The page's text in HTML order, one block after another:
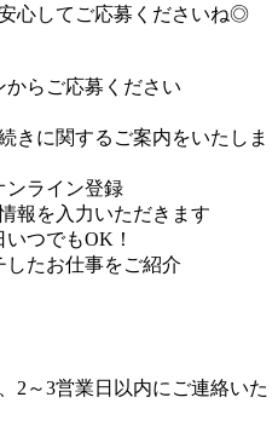
心してご応募くださいね◎
からご応募ください
きに関するご案内をいたしま
ンライン登録
報を入力いただきます
つでもOK！
たお仕事をご紹介
2～3営業日以内にご連絡いた